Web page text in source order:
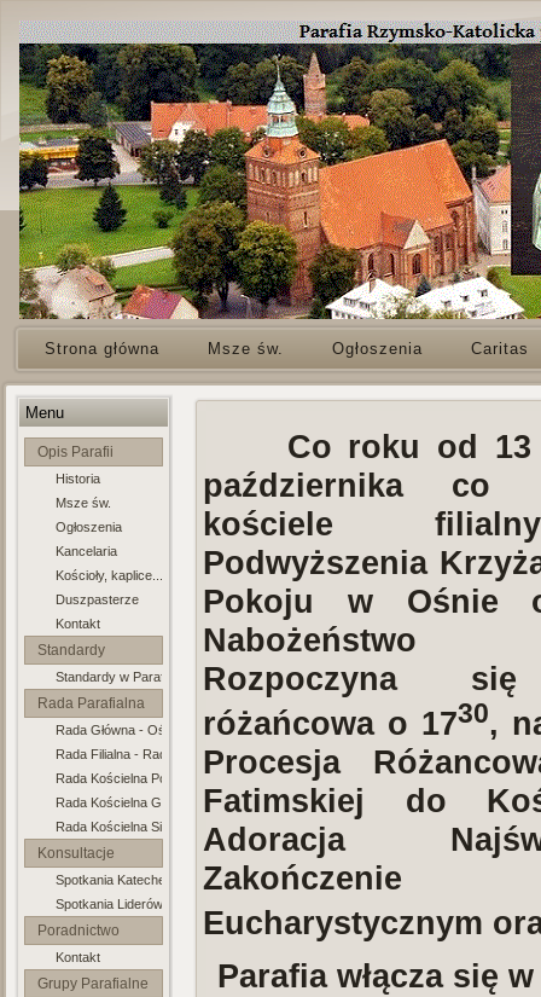
Strona główna Msze św. Ogłoszenia Caritas
Menu
Opis Parafii
Historia
Msze św.
Ogłoszenia
Kancelaria
Kościoły, kaplice...
Duszpasterze
Kontakt
Standardy
Ochrony Dzieci
Standardy w Parafii
Rada Parafialna
Rada Główna - Ośno
Rada Filialna - Radachów
Rada Kościelna Połęcko
Rada Kościelna Gronów
Rada Kościelna Sienno
Konsultacje
Duszp.
Spotkania Katechetyczne
Spotkania Liderów Grup
Poradnictwo
Rodzinne
Kontakt
Grupy Parafialne
Co roku od 13
października co
kościele
Podwyższenia
Pokoju w Ośnie
Nabożeństwo
Rozpoczyna
różańcowa o 1730,
Procesja
Fatimskiej do
Adoracja
Zakończenie
Eucharystycznym
Parafia włącza się